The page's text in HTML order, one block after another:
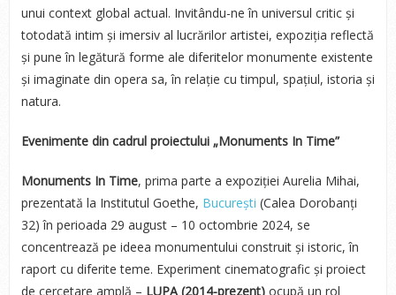
unui context global actual. Invitându-ne în universul critic și
totodată intim și imersiv al lucrărilor artistei, expoziția reflectă
și pune în legătură forme ale diferitelor monumente existente
și imaginate din opera sa, în relație cu timpul, spațiul, istoria și
natura.
Evenimente din cadrul proiectului „Monuments In Time”
Monuments In Time, prima parte a expoziției Aurelia Mihai,
prezentată la Institutul Goethe, București (Calea Dorobanți
32) în perioada 29 august – 10 octombrie 2024, se
concentrează pe ideea monumentului construit și istoric, în
raport cu diferite teme. Experiment cinematografic și proiect
de cercetare amplă – LUPA (2014-prezent)ocupă un rol